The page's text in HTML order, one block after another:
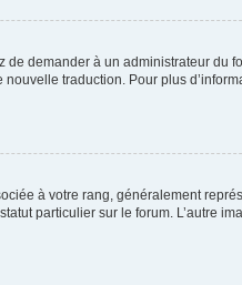
demander à un administrateur du
traduction. Pour plus
à votre rang, généralement
particulier sur le forum. L’autre